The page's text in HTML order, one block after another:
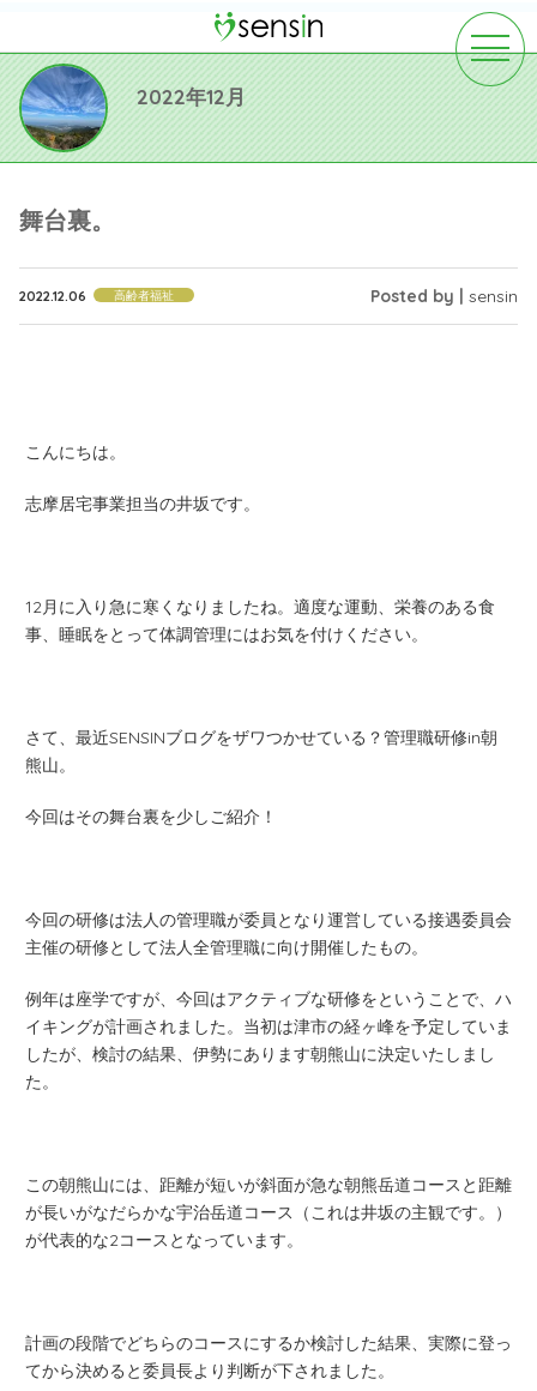
toggle
2022年12月
舞台裏。
2022.12.06 高齢者福祉 Posted by | sensin
こんにちは。
志摩居宅事業担当の井坂です。
12月に入り急に寒くなりましたね。適度な運動、栄養のある食
事、睡眠をとって体調管理にはお気を付けください。
さて、最近SENSINブログをザワつかせている？管理職研修in朝
熊山。
今回はその舞台裏を少しご紹介！
今回の研修は法人の管理職が委員となり運営している接遇委員会
主催の研修として法人全管理職に向け開催したもの。
例年は座学ですが、今回はアクティブな研修をということで、ハ
イキングが計画されました。当初は津市の経ヶ峰を予定していま
したが、検討の結果、伊勢にあります朝熊山に決定いたしまし
た。
この朝熊山には、距離が短いが斜面が急な朝熊岳道コースと距離
が長いがなだらかな宇治岳道コース（これは井坂の主観です。）
が代表的な2コースとなっています。
計画の段階でどちらのコースにするか検討した結果、実際に登っ
てから決めると委員長より判断が下されました。